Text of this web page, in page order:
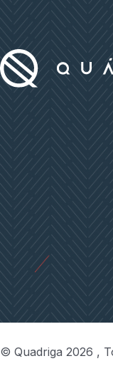
CDMX
© Quadriga 2026 ,